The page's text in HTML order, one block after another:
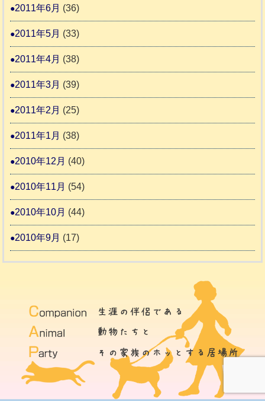
2011年6月 (36)
2011年5月 (33)
2011年4月 (38)
2011年3月 (39)
2011年2月 (25)
2011年1月 (38)
2010年12月 (40)
2010年11月 (54)
2010年10月 (44)
2010年9月 (17)